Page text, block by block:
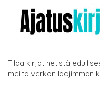
Tilaa kirjat netistä
meiltä verkon laajimman